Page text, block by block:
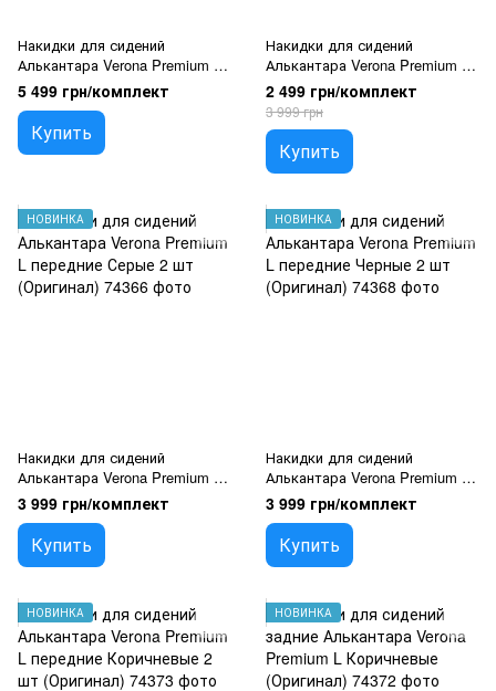
Накидки для сидений
Алькантара Verona Premium L
Комплект Бежевые (Оригинал)
5 499 грн/комплект
Купить
Накидки для сидений
Алькантара Verona Premium L
передние Бежевые 2 шт
(Оригинал)
2 499 грн/комплект
3 999 грн
Купить
НОВИНКА
Накидки для сидений
Алькантара Verona Premium L
передние Серые 2 шт
(Оригинал)
3 999 грн/комплект
Купить
НОВИНКА
Накидки для сидений
Алькантара Verona Premium L
передние Черные 2 шт
(Оригинал)
3 999 грн/комплект
Купить
НОВИНКА НОВИНКА